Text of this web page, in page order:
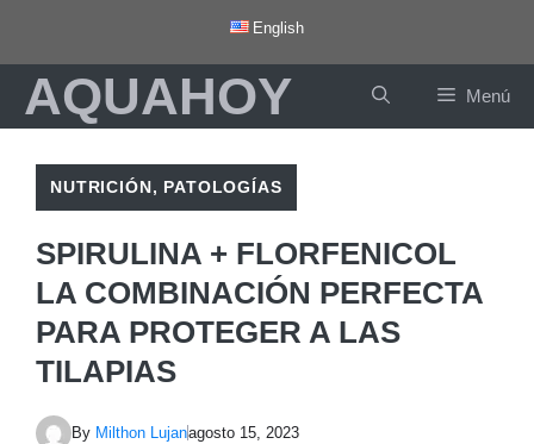
contenido
English
AQUAHOY Menú
NUTRICIÓN, PATOLOGÍAS
SPIRULINA + FLORFENICOL
LA COMBINACIÓN PERFECTA
PARA PROTEGER A LAS
TILAPIAS
By Milthon Lujanagosto 15, 2023